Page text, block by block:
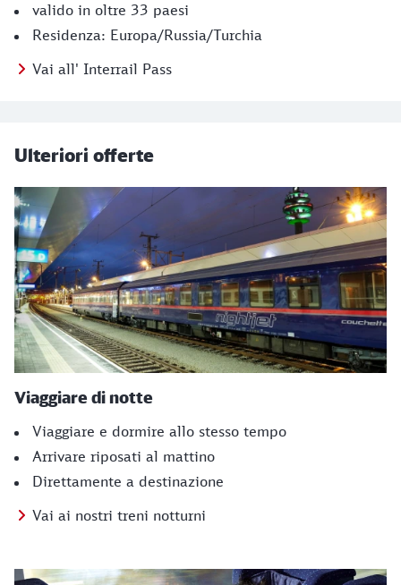
valido in oltre 33 paesi
Residenza: Europa/Russia/Turchia
Vai all' Interrail Pass
Ulteriori offerte
Viaggiare di notte
Viaggiare e dormire allo stesso tempo
Arrivare riposati al mattino
Direttamente a destinazione
Vai ai nostri treni notturni